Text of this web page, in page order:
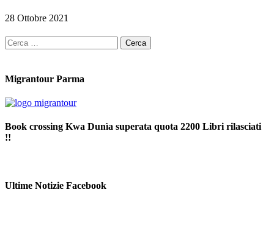
28 Ottobre 2021
Ricerca
per:
Migrantour Parma
Book crossing Kwa Dunìa superata quota 2200 Libri rilasciati
!!
Ultime Notizie Facebook